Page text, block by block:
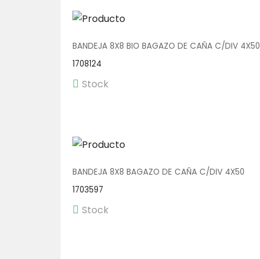
BANDEJA 8X8 BIO BAGAZO DE CAÑA C/DIV 4X50
1708124
Stock
BANDEJA 8X8 BAGAZO DE CAÑA C/DIV 4X50
1703597
Stock